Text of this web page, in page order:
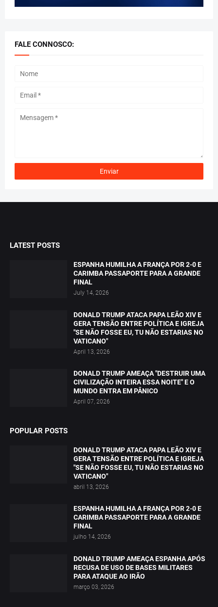
FALE CONNOSCO:
LATEST POSTS
ESPANHA HUMILHA A FRANÇA POR 2-0 E
CARIMBA PASSAPORTE PARA A GRANDE
FINAL
July 14, 2026
DONALD TRUMP ATACA PAPA LEÃO XIV E
GERA TENSÃO ENTRE POLÍTICA E IGREJA
"SE NÃO FOSSE EU, TU NÃO ESTARIAS NO
VATICANO"
April 13, 2026
DONALD TRUMP AMEAÇA "DESTRUIR UMA
CIVILIZAÇÃO INTEIRA ESSA NOITE" E O
MUNDO ENTRA EM PÂNICO
April 07, 2026
POPULAR POSTS
DONALD TRUMP ATACA PAPA LEÃO XIV E
GERA TENSÃO ENTRE POLÍTICA E IGREJA
"SE NÃO FOSSE EU, TU NÃO ESTARIAS NO
VATICANO"
abril 13, 2026
ESPANHA HUMILHA A FRANÇA POR 2-0 E
CARIMBA PASSAPORTE PARA A GRANDE
FINAL
julho 14, 2026
DONALD TRUMP AMEAÇA ESPANHA APÓS
RECUSA DE USO DE BASES MILITARES
PARA ATAQUE AO IRÃO
março 03, 2026